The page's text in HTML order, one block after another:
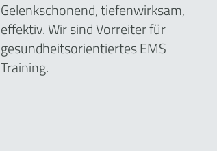
Gelenkschonend, tiefenwirksam,
effektiv. Wir sind Vorreiter für
gesundheitsorientiertes EMS
Training.